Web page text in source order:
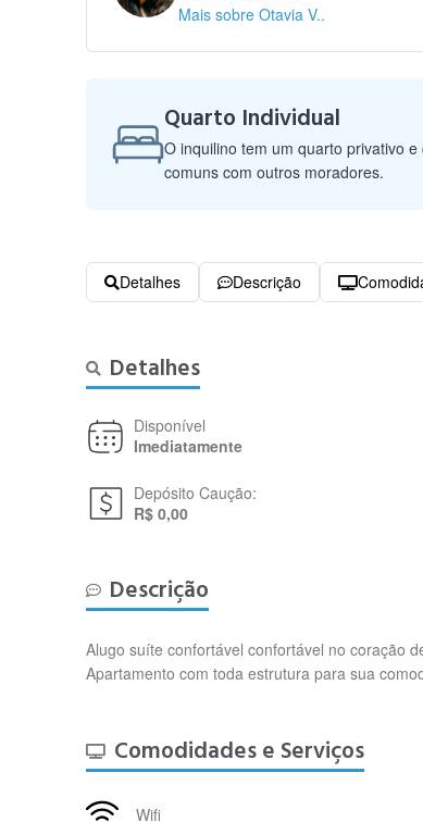
Mais sobre Otavia V..
Quarto Individual
O inquilino tem um quarto privativo
comuns com outros moradores.
Detalhes Descrição
Detalhes
Disponível
Imediatamente
Depósito Caução:
R$ 0,00
Descrição
Alugo suíte confortável confortável no coração
Apartamento com toda estrutura para sua
Comodidades e Serviços
Wifi